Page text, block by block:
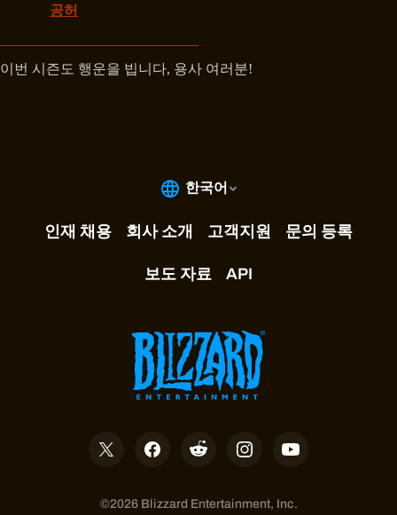
공허
이번 시즌도 행운을 빕니다, 용사 여러분!